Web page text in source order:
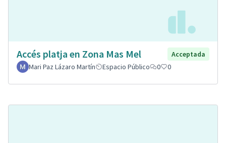
Accés platja en Zona Mas Mel
Acceptada
Mari Paz Lázaro Martín
Espacio Público 0 0